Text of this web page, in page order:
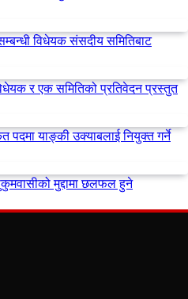
विधेयक संसदीय समितिबाट
र एक समितिको प्रतिवेदन प्रस्तुत
पदमा याङ्की उक्याबलाई नियुक्त गर्ने
मुद्दामा छलफल हुने